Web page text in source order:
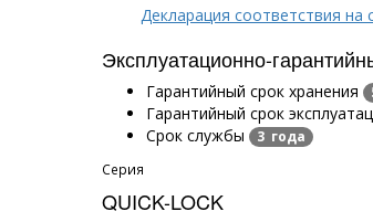
Декларация соответствия на
Эксплуатационно-
Гарантийный срок хранения
Гарантийный срок
Срок службы 3 года
Серия
QUICK-LOCK